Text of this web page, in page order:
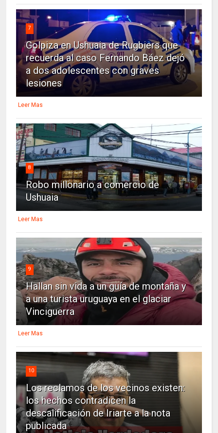
7
Golpiza en Ushuaia de Rugbiers que
recuerda al caso Fernando Báez dejó
a dos adolescentes con graves
lesiones
Leer Mas
8
Robo millonario a comercio de
Ushuaia
Leer Mas
9
Hallan sin vida a un guía de montaña y
a una turista uruguaya en el glaciar
Vinciguerra
Leer Mas
10
Los reclamos de los vecinos existen:
los hechos contradicen la
descalificación de Iriarte a la nota
publicada